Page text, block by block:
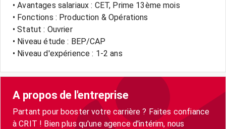
• Avantages salariaux : CET, Prime 13ème mois
• Fonctions : Production & Opérations
• Statut : Ouvrier
• Niveau étude : BEP/CAP
• Niveau d'expérience : 1-2 ans
A propos de l'entreprise
Partant pour booster votre carrière ? Faites confiance
à CRIT ! Bien plus qu'une agence d'intérim, nous